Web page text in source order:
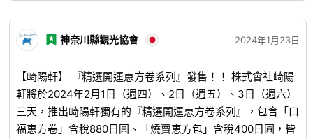
神奈川縣觀光協會 2024年1月23日
【崎陽軒】 『精選開運恵方卷系列』發售！！ 株式會社崎陽
軒將於2024年2月1日（週四）、2日（週五）、3日（週六）
三天，推出崎陽軒獨有的『精選開運恵方卷系列』，包含「口
福恵方卷」含稅880日圓、「燒賣恵方包」含稅400日圓，皆